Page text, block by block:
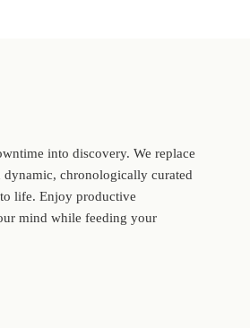
into discovery. We replace
chronologically curated
life. Enjoy productive
mind while feeding your